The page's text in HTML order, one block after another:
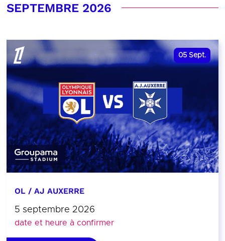
SEPTEMBRE 2026
05 Sept.
OL / AJ AUXERRE
5 septembre 2026
date et heure à confirmer